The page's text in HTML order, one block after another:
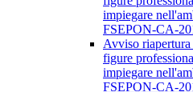
impiegare
FSEPON-CA-
Avviso
figure
impiegare
FSEPON-CA-